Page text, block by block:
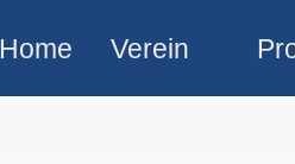
Home Verein